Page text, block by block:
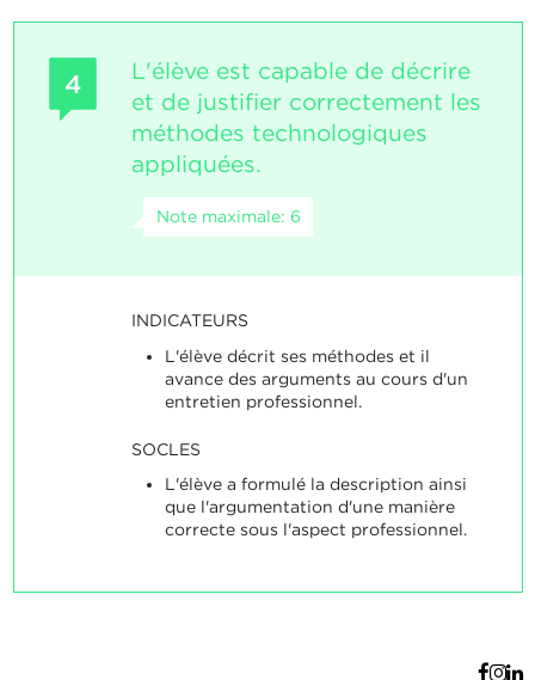
4
L'élève est capable de décrire
et de justifier correctement les
méthodes technologiques
appliquées.
Note maximale: 6
INDICATEURS
L'élève décrit ses méthodes et il
avance des arguments au cours d'un
entretien professionnel.
SOCLES
L'élève a formulé la description ainsi
que l'argumentation d'une manière
correcte sous l'aspect professionnel.